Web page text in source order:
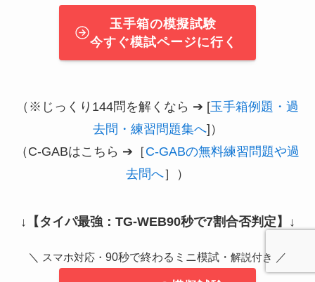
玉手箱の模擬試験
今すぐ模試ページに行く
（※じっくり144問を解くなら ➔ [玉手箱例題・過
去問・練習問題集へ]）
（C-GABはこちら ➔［C-GABの無料練習問題や過
去問へ］）
↓ 【タイパ最強：TG-WEB90秒で7割合否判定】 ↓
＼ スマホ対応・ 90秒で終わるミニ模試・ 解説付き ／